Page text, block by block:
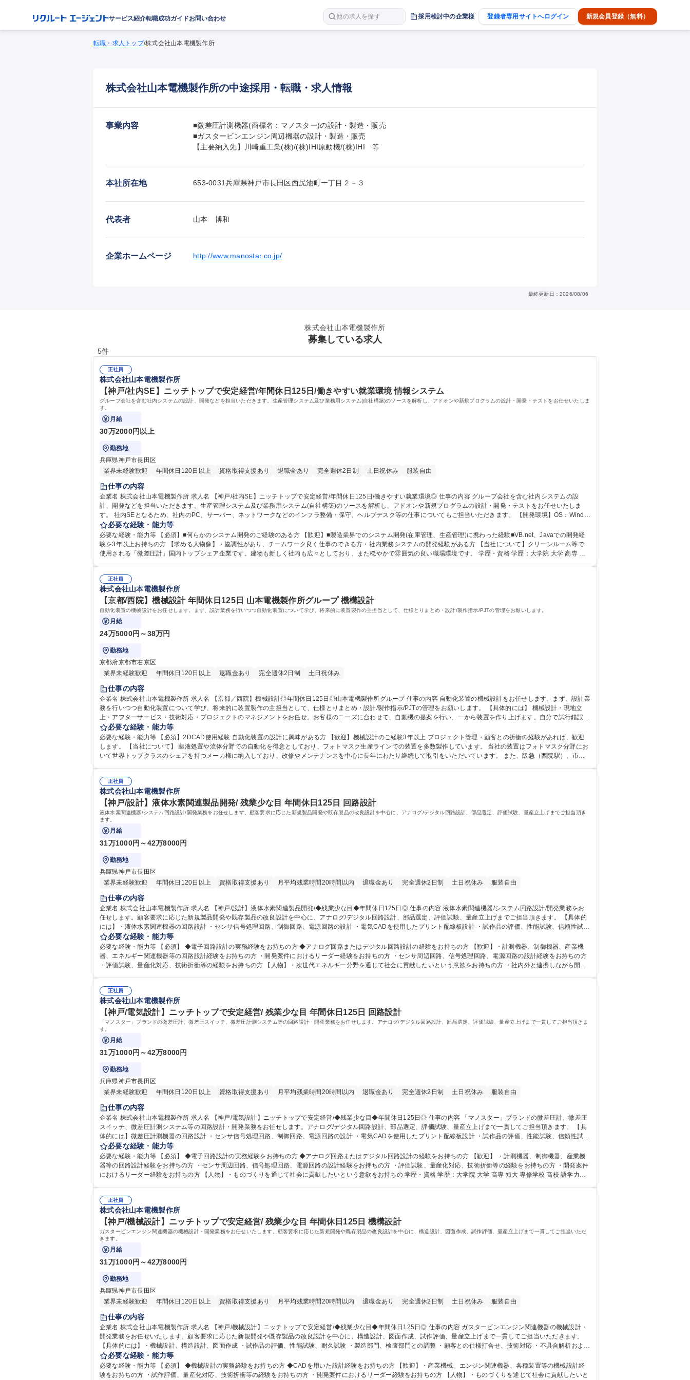
サービス紹介転職成功ガイドお問い合わせ 他の求人を探す 採用検討中の企業様 登録者専用サイトへログイン 新規会員登録（無料）
転職・求人トップ/株式会社山本電機製作所
株式会社山本電機製作所の中途採用・転職・求人情報
事業内容
■微差圧計測機器(商標名：マノスター)の設計・製造・販売
■ガスタービンエンジン周辺機器の設計・製造・販売
【主要納入先】川崎重工業(株)/(株)IHI原動機/(株)IHI　等
本社所在地 653-0031兵庫県神戸市長田区西尻池町一丁目２－３
代表者 山本　博和
企業ホームページ http://www.manostar.co.jp/
最終更新日：2026/08/06
株式会社山本電機製作所
募集している求人
5件
正社員
株式会社山本電機製作所
【神戸/社内SE】ニッチトップで安定経営/年間休日125日/働きやすい就業環境 情報システム
グループ会社を含む社内システムの設計、開発などを担当いただきます。生産管理システム及び業務用システム(自社構築)のソースを解析し、アドオンや新規プログラムの設計・開発・テストをお任せいたしま
す。
月給
30万2000円以上
勤務地
兵庫県神戸市長田区
業界未経験歓迎
年間休日120日以上 資格取得支援あり 退職金あり 完全週休2日制 土日祝休み 服装自由
仕事の内容
企業名 株式会社山本電機製作所 求人名 【神戸/社内SE】ニッチトップで安定経営/年間休日125日/働きやすい就業環境◎ 仕事の内容 グループ会社を含む社内システムの設
計、開発などを担当いただきます。生産管理システム及び業務用システム(自社構築)のソースを解析し、アドオンや新規プログラムの設計・開発・テストをお任せいたしま
す。 社内SEとなるため、社内のPC、サーバー、ネットワークなどのインフラ整備・保守、ヘルプデスク等の仕事についてもご担当いただきます。 【開発環境】OS：Windo
必要な経験・能力等
必要な経験・能力等 【必須】■何らかのシステム開発のご経験のある方 【歓迎】■製造業界でのシステム開発(在庫管理、生産管理)に携わった経験■VB.net、Javaでの開発経
験を3年以上お持ちの方 【求める人物像】・協調性があり、チームワーク良く仕事のできる方・社内業務システムの開発経験がある方 【当社について】クリーンルーム等で
使用される「微差圧計」国内トップシェア企業です。建物も新しく社内も広々としており、また穏やかで雰囲気の良い職場環境です。 学歴・資格 学歴：大学院 大学 高専 短
正社員
株式会社山本電機製作所
【京都/西院】機械設計 年間休日125日 山本電機製作所グループ 機構設計
自動化装置の機械設計をお任せします。まず、設計業務を行いつつ自動化装置について学び、将来的に装置製作の主担当として、仕様とりまとめ・設計/製作指示/PJTの管理をお願いします。
月給
24万5000円～38万円
勤務地
京都府京都市右京区
業界未経験歓迎
年間休日120日以上 退職金あり 完全週休2日制 土日祝休み
仕事の内容
企業名 株式会社山本電機製作所 求人名 【京都／西院】機械設計◎年間休日125日◎山本電機製作所グループ 仕事の内容 自動化装置の機械設計をお任せします。まず、設計業
務を行いつつ自動化装置について学び、将来的に装置製作の主担当として、仕様とりまとめ・設計/製作指示/PJTの管理をお願いします。 【具体的には】 機械設計・現地立
上・アフターサービス・技術対応・プロジェクトのマネジメントをお任せ。お客様のニーズに合わせて、自動機の提案を行い、一から装置を作り上げます。自分で試行錯誤し
必要な経験・能力等
必要な経験・能力等 【必須】2DCAD使用経験 自動化装置の設計に興味がある方 【歓迎】機械設計のご経験3年以上 プロジェクト管理・顧客との折衝の経験があれば、歓迎
します。 【当社について】 薬液処置や流体分野での自動化を得意としており、フォトマスク生産ラインでの装置を多数製作しています。 当社の装置はフォトマスク分野にお
いて世界トップクラスのシェアを持つメーカ様に納入しており、改修やメンテナンスを中心に長年にわたり継続して取引をいただいています。 また、阪急（西院駅）、市営
正社員
株式会社山本電機製作所
【神戸/設計】液体水素関連製品開発/ 残業少な目 年間休日125日 回路設計
液体水素関連機器/システム回路設計/開発業務をお任せします。顧客要求に応じた新規製品開発や既存製品の改良設計を中心に、アナログ/デジタル回路設計、部品選定、評価試験、量産立上げまでご担当頂き
ます。
月給
31万1000円～42万8000円
勤務地
兵庫県神戸市長田区
業界未経験歓迎
年間休日120日以上 資格取得支援あり 月平均残業時間20時間以内 退職金あり 完全週休2日制 土日祝休み 服装自由
仕事の内容
企業名 株式会社山本電機製作所 求人名 【神戸/設計】液体水素関連製品開発/◆残業少な目◆年間休日125日◎ 仕事の内容 液体水素関連機器/システム回路設計/開発業務をお
任せします。顧客要求に応じた新規製品開発や既存製品の改良設計を中心に、アナログ/デジタル回路設計、部品選定、評価試験、量産立上げまでご担当頂きます。 【具体的
には】・液体水素関連機器の回路設計 ・センサ信号処理回路、制御回路、電源回路の設計 ・電気CADを使用したプリント配線板設計 ・試作品の評価、性能試験、信頼性試験
・製造部門、検査部門との調整 ・顧客との仕様打合せ、技術対応 ・不具合解析および改善検討 など、開発業務全般に幅広く携わっていただきます。 募集職種 【神戸/設計】
液体水素関連製品開発/◆残業少な目◆年間休日125日◎
必要な経験・能力等
必要な経験・能力等 【必須】 ◆電子回路設計の実務経験をお持ちの方 ◆アナログ回路またはデジタル回路設計の経験をお持ちの方 【歓迎】・計測機器、制御機器、産業機
器、エネルギー関連機器等の回路設計経験をお持ちの方 ・開発案件におけるリーダー経験をお持ちの方 ・センサ周辺回路、信号処理回路、電源回路の設計経験をお持ちの方
・評価試験、量産化対応、技術折衝等の経験をお持ちの方 【人物】・次世代エネルギー分野を通じて社会に貢献したいという意欲をお持ちの方 ・社内外と連携しながら開発
正社員
株式会社山本電機製作所
【神戸/電気設計】ニッチトップで安定経営/ 残業少な目 年間休日125日 回路設計
「マノスター」ブランドの微差圧計、微差圧スイッチ、微差圧計測システム等の回路設計・開発業務をお任せします。アナログ/デジタル回路設計、部品選定、評価試験、量産立上げまで一貫してご担当頂きま
す。
月給
31万1000円～42万8000円
勤務地
兵庫県神戸市長田区
業界未経験歓迎
年間休日120日以上 資格取得支援あり 月平均残業時間20時間以内 退職金あり 完全週休2日制 土日祝休み 服装自由
仕事の内容
企業名 株式会社山本電機製作所 求人名 【神戸/電気設計】ニッチトップで安定経営/◆残業少な目◆年間休日125日◎ 仕事の内容 「マノスター」ブランドの微差圧計、微差圧
スイッチ、微差圧計測システム等の回路設計・開発業務をお任せします。アナログ/デジタル回路設計、部品選定、評価試験、量産立上げまで一貫してご担当頂きます。 【具
体的には】微差圧計測機器の回路設計 ・センサ信号処理回路、制御回路、電源回路の設計 ・電気CADを使用したプリント配線板設計 ・試作品の評価、性能試験、信頼性試験
・製造部門、検査部門との調整 ・顧客との仕様打合せ、技術対応 ・不具合解析および改善検討 など、開発業務全般に幅広く携わっていただきます。 募集職種 【神戸/電気設
計】ニッチトップで安定経営/◆残業少な目◆年間休日125日◎
必要な経験・能力等
必要な経験・能力等 【必須】 ◆電子回路設計の実務経験をお持ちの方 ◆アナログ回路またはデジタル回路設計の経験をお持ちの方 【歓迎】 ・計測機器、制御機器、産業機
器等の回路設計経験をお持ちの方 ・センサ周辺回路、信号処理回路、電源回路の設計経験をお持ちの方 ・評価試験、量産化対応、技術折衝等の経験をお持ちの方 ・開発案件
におけるリーダー経験をお持ちの方 【人物】・ものづくりを通じて社会に貢献したいという意欲をお持ちの 学歴・資格 学歴：大学院 大学 高専 短大 専修学校 高校 語学力：
正社員
株式会社山本電機製作所
【神戸/機械設計】ニッチトップで安定経営/ 残業少な目 年間休日125日 機構設計
ガスタービンエンジン関連機器の機械設計・開発業務をお任せいたします。顧客要求に応じた新規開発や既存製品の改良設計を中心に、構造設計、図面作成、試作評価、量産立上げまで一貫してご担当いただ
きます。
月給
31万1000円～42万8000円
勤務地
兵庫県神戸市長田区
業界未経験歓迎
年間休日120日以上 資格取得支援あり 月平均残業時間20時間以内 退職金あり 完全週休2日制 土日祝休み 服装自由
仕事の内容
企業名 株式会社山本電機製作所 求人名 【神戸/機械設計】ニッチトップで安定経営/◆残業少な目◆年間休日125日◎ 仕事の内容 ガスタービンエンジン関連機器の機械設計・
開発業務をお任せいたします。顧客要求に応じた新規開発や既存製品の改良設計を中心に、構造設計、図面作成、試作評価、量産立上げまで一貫してご担当いただきます。
【具体的には】・機械設計、構造設計、図面作成 ・試作品の評価、性能試験、耐久試験 ・製造部門、検査部門との調整 ・顧客との仕様打合せ、技術対応 ・不具合解析および
必要な経験・能力等
必要な経験・能力等 【必須】 ◆機械設計の実務経験をお持ちの方 ◆CADを用いた設計経験をお持ちの方 【歓迎】・産業機械、エンジン関連機器、各種装置等の機械設計経
験をお持ちの方 ・試作評価、量産化対応、技術折衝等の経験をお持ちの方 ・開発案件におけるリーダー経験をお持ちの方 【人物】・ものづくりを通じて社会に貢献したいと